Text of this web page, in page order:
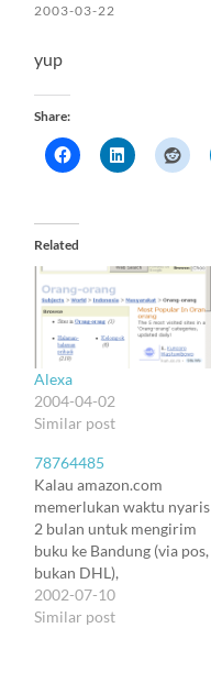
2003-03-22
yup
Share:
Related
Alexa
2004-04-02
Similar post
78764485
Kalau amazon.com
memerlukan waktu nyaris
2 bulan untuk mengirim
buku ke Bandung (via pos,
bukan DHL),
amazon.co.uk cuma
memerlukan 12 hari. Luar
2002-07-10
Similar post